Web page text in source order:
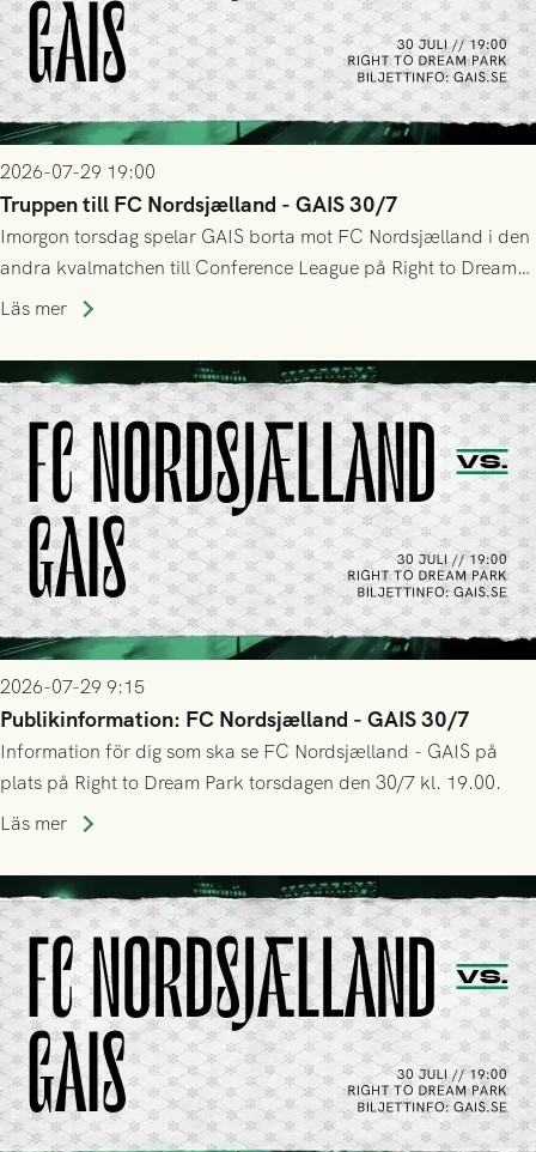
2026-07-29 19:00
Truppen till FC Nordsjælland - GAIS 30/7
Imorgon torsdag spelar GAIS borta mot FC Nordsjælland i den
andra kvalmatchen till Conference League på Right to Dream
Park! Fredrik Holmberg och ledarstaben har tagit ut följande
Läs mer
2026-07-29 9:15
Publikinformation: FC Nordsjælland - GAIS 30/7
Information för dig som ska se FC Nordsjælland - GAIS på
plats på Right to Dream Park torsdagen den 30/7 kl. 19.00.
Läs mer